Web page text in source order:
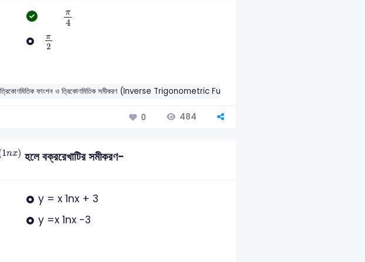
π
4
π
π
2
π
ত্রিকোণমিতিক ফাংশন ও ত্রিকোণমিতিক সমীকরণ (Inverse Trigonometric Functions and Trigonometric Equations)
0 484
1nx)
(1n হলে বক্ররেখাটির সমীকরণ-
y = x 1nx + 3
y =x 1nx -3